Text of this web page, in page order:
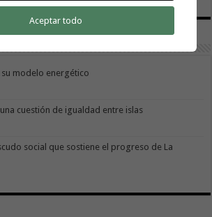
modelo energético
cuestión de igualdad entre islas
social que sostiene el progreso de La
Aceptar todo